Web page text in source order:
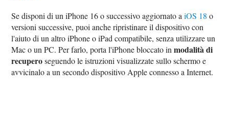
Se disponi di un iPhone 16 o successivo aggiornato aiOS 18 o
versioni successive, puoi anche ripristinare il dispositivo con
l'aiuto di un altro iPhone o iPad compatibile, senza utilizzare un
Mac o un PC. Per farlo, porta l'iPhone bloccato inmodalità di
recuperoseguendo le istruzioni visualizzate sullo schermo e
avvicinalo a un secondo dispositivo Apple connesso a Internet.